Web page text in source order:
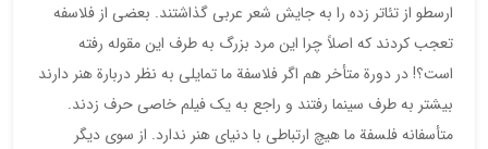
ارسطو از تئاتر زده را به جایش شعر عربی گذاشتند. بعضی از فلاسفه
تعجب کردند که اصلاً چرا این مرد بزرگ به طرف این مقوله رفته
است؟! در دورة‌ متأخر هم اگر فلاسفة ما تمایلی به نظر دربارة هنر دارند
بیشتر به طرف سینما رفتند و راجع به یک فیلم خاصی حرف زدند.
متأسفانه فلسفة ما هیچ ارتباطی با دنیای هنر ندارد. از سوی دیگر